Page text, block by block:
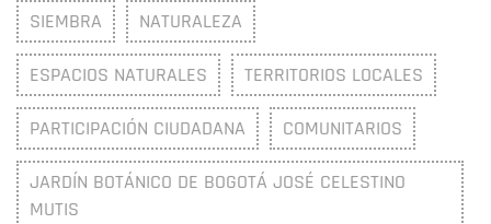
SIEMBRA NATURALEZA
ESPACIOS NATURALES TERRITORIOS LOCALES
PARTICIPACIÓN CIUDADANA COMUNITARIOS
JARDÍN BOTÁNICO DE BOGOTÁ JOSÉ CELESTINO
MUTIS